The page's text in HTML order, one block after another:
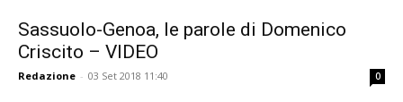
Sassuolo-Genoa, le parole di Domenico
Criscito – VIDEO
Redazione - 03 Set 2018 11:40 0